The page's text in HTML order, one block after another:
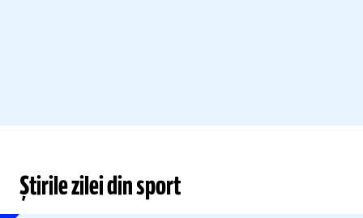
Știrile zilei din sport